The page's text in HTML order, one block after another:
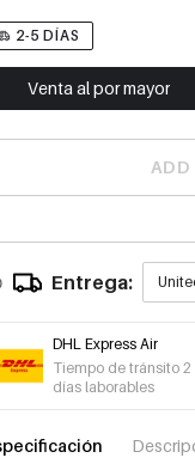
2-5 DÍAS
Venta al por mayor
ADD
Entrega:
DHL Express Air
Tiempo de tránsito 2
días laborables